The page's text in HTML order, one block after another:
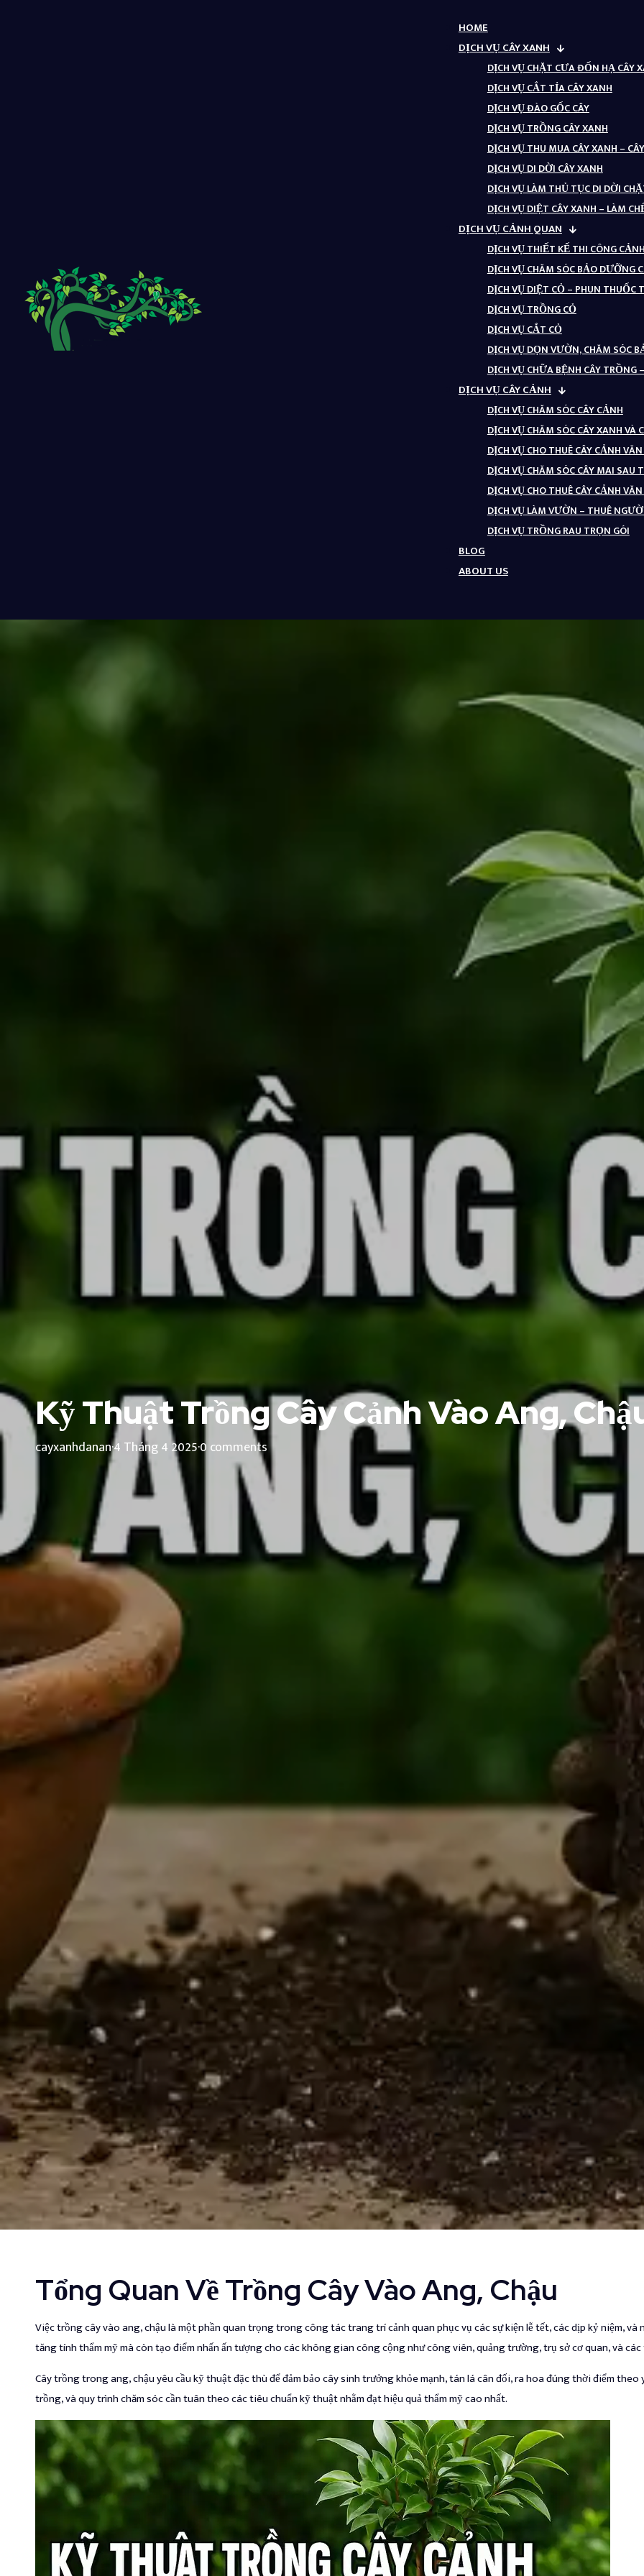
HOME
DỊCH VỤ CÂY XANH
DỊCH VỤ CHẶT CƯA ĐỐN HẠ CÂY
DỊCH VỤ CẮT TỈA CÂY XANH
DỊCH VỤ ĐÀO GỐC CÂY
DỊCH VỤ TRỒNG CÂY XANH
DỊCH VỤ THU MUA CÂY XANH –
DỊCH VỤ DI DỜI CÂY XANH
DỊCH VỤ LÀM THỦ TỤC DI DỜI
DỊCH VỤ DIỆT CÂY XANH – LÀM
DỊCH VỤ CẢNH QUAN
DỊCH VỤ THIẾT KẾ THI CÔNG
DỊCH VỤ CHĂM SÓC BẢO DƯỠNG
DỊCH VỤ DIỆT CỎ – PHUN THUỐC
DỊCH VỤ TRỒNG CỎ
DỊCH VỤ CẮT CỎ
DỊCH VỤ DỌN VƯỜN, CHĂM SÓC
DỊCH VỤ CHỮA BỆNH CÂY TRỒNG
DỊCH VỤ CÂY CẢNH
DỊCH VỤ CHĂM SÓC CÂY CẢNH
DỊCH VỤ CHĂM SÓC CÂY XANH VÀ
DỊCH VỤ CHO THUÊ CÂY CẢNH
DỊCH VỤ CHĂM SÓC CÂY MAI SAU
DỊCH VỤ CHO THUÊ CÂY CẢNH
DỊCH VỤ LÀM VƯỜN – THUÊ
DỊCH VỤ TRỒNG RAU TRỌN GÓI
BLOG
ABOUT US
Kỹ Thuật Trồng Cây Cảnh Vào Ang,
cayxanhdanan·4 Tháng 4 2025·0 comments
Tổng Quan Về Trồng Cây Vào Ang, Chậu
Việc trồng cây vào ang, chậu là một phần quan trọng trong công tác trang trí cảnh quan phục vụ các sự kiện lễ tết, các dịp kỷ niệm,
tăng tính thẩm mỹ mà còn tạo điểm nhấn ấn tượng cho các không gian công cộng như công viên, quảng trường, trụ sở cơ quan, và
Cây trồng trong ang, chậu yêu cầu kỹ thuật đặc thù để đảm bảo cây sinh trưởng khỏe mạnh, tán lá cân đối, ra hoa đúng thời điểm theo
trồng, và quy trình chăm sóc cần tuân theo các tiêu chuẩn kỹ thuật nhằm đạt hiệu quả thẩm mỹ cao nhất.